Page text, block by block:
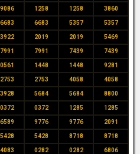
9086 1258 1258 3860
6683 6683 5357 5357
3922 2019 2019 5469
7991 7991 7439 7439
0561 1448 1448 9281
2753 2753 4058 4058
3928 5684 5684 8800
0372 0372 1285 1285
6589 9776 9776 2091
5428 5428 8718 8718
4083 0282 0282 6806